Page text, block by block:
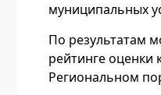
муниципальных
По результатам
рейтинге оценки
Региональном